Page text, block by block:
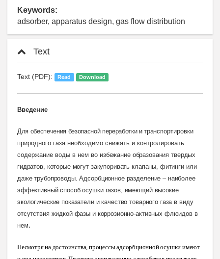
Keywords:
adsorber, apparatus design, gas flow distribution
Text
Text (PDF): Read Download
Введение
Для обеспечения безопасной переработки и транспортировки
природного газа необходимо снижать и контролировать
содержание воды в нем во избежание образования твердых
гидратов, которые могут закупоривать клапаны, фитинги или
даже трубопроводы. Адсорбционное разделение – наиболее
эффективный способ осушки газов, имеющий высокие
экологические показатели и качество товарного газа в виду
отсутствия жидкой фазы и коррозионно-активных флюидовв
нем.
Несмотря на достоинства, процессы адсорбционной осушки имеют